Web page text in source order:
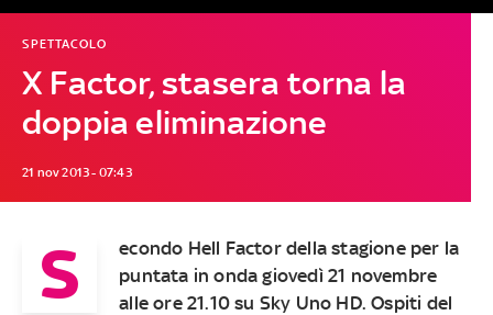
X Factor, stasera torna la
doppia eliminazione
SPETTACOLO
21 nov 2013 - 07:43
S
econdo Hell Factor della stagione per la
puntata in onda giovedì 21 novembre
alle ore 21.10 su Sky Uno HD. Ospiti del